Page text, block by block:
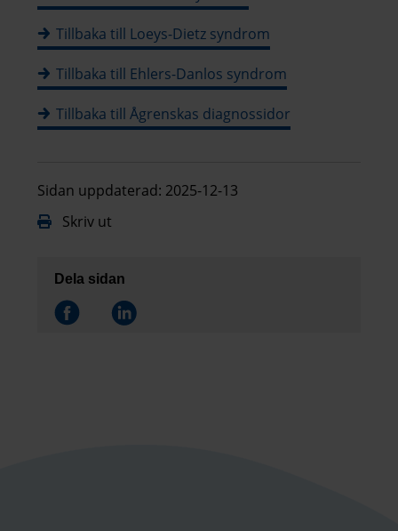
Tillbaka till Loeys-Dietz syndrom
Tillbaka till Ehlers-Danlos syndrom
Tillbaka till Ågrenskas diagnossidor
Sidan uppdaterad: 2025-12-13
Skriv ut
Dela sidan
Dela på